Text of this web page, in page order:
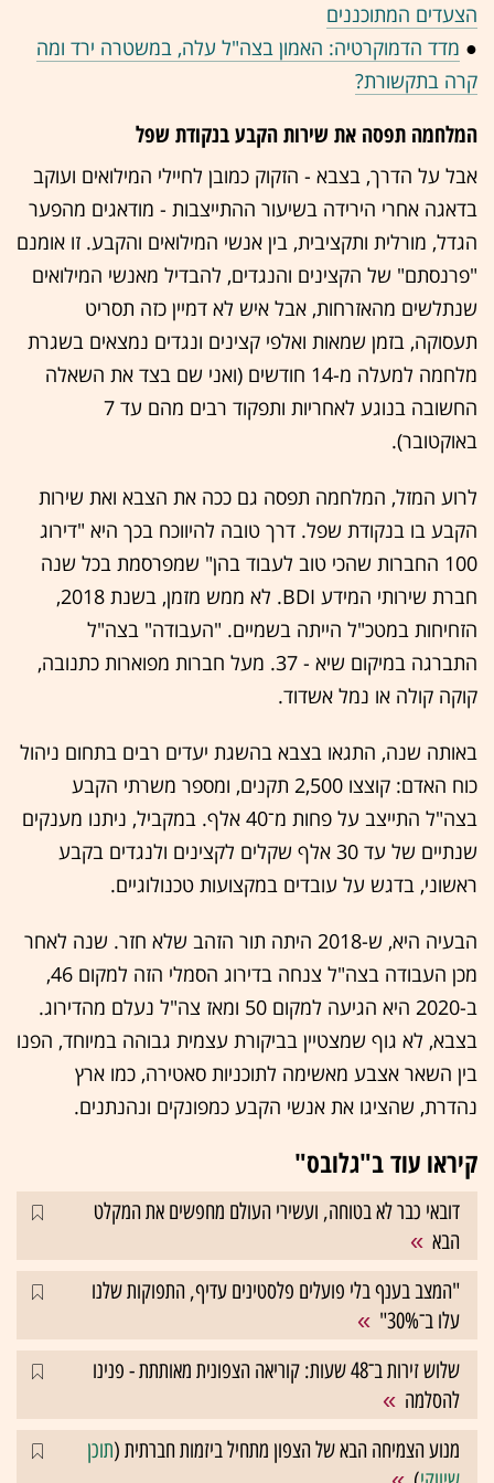
הצעדים המתוכננים
● מדד הדמוקרטיה: האמון בצה"ל עלה, במשטרה ירד ומה
קרה בתקשורת?
המלחמה תפסה את שירות הקבע בנקודת שפל
אבל על הדרך, בצבא - הזקוק כמובן לחיילי המילואים ועוקב
בדאגה אחרי הירידה בשיעור ההתייצבות - מודאגים מהפער
הגדל, מורלית ותקציבית, בין אנשי המילואים והקבע. זו אומנם
"פרנסתם" של הקצינים והנגדים, להבדיל מאנשי המילואים
שנתלשים מהאזרחות, אבל איש לא דמיין כזה תסריט
תעסוקה, בזמן שמאות ואלפי קצינים ונגדים נמצאים בשגרת
מלחמה למעלה מ-14 חודשים (ואני שם בצד את השאלה
החשובה בנוגע לאחריות ותפקוד רבים מהם עד 7
באוקטובר).
לרוע המזל, המלחמה תפסה גם ככה את הצבא ואת שירות
הקבע בו בנקודת שפל. דרך טובה להיווכח בכך היא "דירוג
100 החברות שהכי טוב לעבוד בהן" שמפרסמת בכל שנה
חברת שירותי המידע BDI. לא ממש מזמן, בשנת 2018,
הזחיחות במטכ"ל הייתה בשמיים. "העבודה" בצה"ל
התברגה במיקום שיא - 37. מעל חברות מפוארות כתנובה,
קוקה קולה או נמל אשדוד.
באותה שנה, התגאו בצבא בהשגת יעדים רבים בתחום ניהול
כוח האדם: קוצצו 2,500 תקנים, ומספר משרתי הקבע
בצה"ל התייצב על פחות מ־40 אלף. במקביל, ניתנו מענקים
שנתיים של עד 30 אלף שקלים לקצינים ולנגדים בקבע
ראשוני, בדגש על עובדים במקצועות טכנולוגיים.
הבעיה היא, ש-2018 היתה תור הזהב שלא חזר. שנה לאחר
מכן העבודה בצה"ל צנחה בדירוג הסמלי הזה למקום 46,
ב-2020 היא הגיעה למקום 50 ומאז צה"ל נעלם מהדירוג.
בצבא, לא גוף שמצטיין בביקורת עצמית גבוהה במיוחד, הפנו
בין השאר אצבע מאשימה לתוכניות סאטירה, כמו ארץ
נהדרת, שהציגו את אנשי הקבע כמפונקים ונהנתנים.
קיראו עוד ב"גלובס"
דובאי כבר לא בטוחה, ועשירי העולם מחפשים את המקלט
הבא
"המצב בענף בלי פועלים פלסטינים עדיף, התפוקות שלנו
עלו ב־30%"
שלוש זירות ב־48 שעות: קוריאה הצפונית מאותתת - פנינו
להסלמה
מנוע הצמיחה הבא של הצפון מתחיל ביזמות חברתית (תוכן